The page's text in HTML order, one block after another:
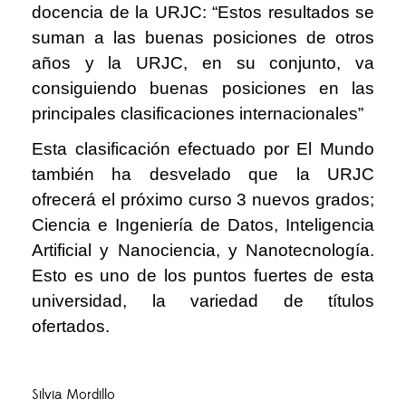
docencia de la URJC: “Estos resultados se
suman a las buenas posiciones de otros
años y la URJC, en su conjunto, va
consiguiendo buenas posiciones en las
principales clasificaciones internacionales”
Esta clasificación efectuado por El Mundo
también ha desvelado que la URJC
ofrecerá el próximo curso 3 nuevos grados;
Ciencia e Ingeniería de Datos, Inteligencia
Artificial y Nanociencia, y Nanotecnología.
Esto es uno de los puntos fuertes de esta
universidad, la variedad de títulos
ofertados.
Silvia Mordillo